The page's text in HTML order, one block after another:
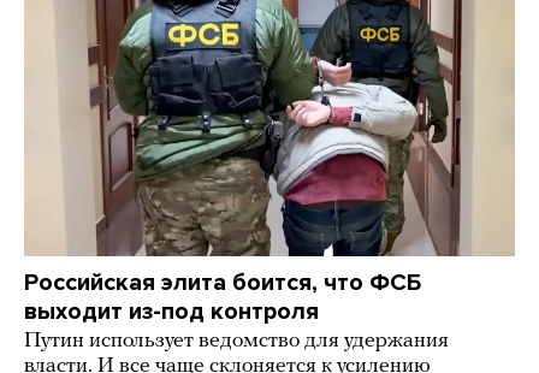
Российская элита боится, что ФСБ
выходит из-под контроля
Путин использует ведомство для удержания
власти. И все чаще склоняется к усилению